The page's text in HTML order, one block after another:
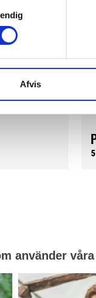
Afvis
En
Där
not
använder